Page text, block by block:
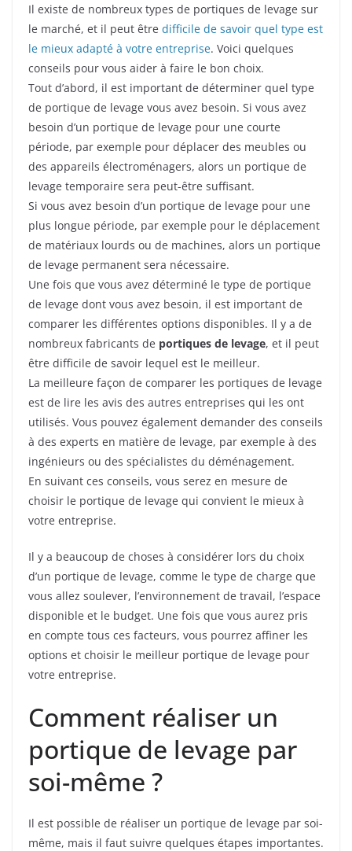
Il existe de nombreux types de portiques de levage sur
le marché, et il peut être difficile de savoir quel type est
le mieux adapté à votre entreprise. Voici quelques
conseils pour vous aider à faire le bon choix.
Tout d’abord, il est important de déterminer quel type
de portique de levage vous avez besoin. Si vous avez
besoin d’un portique de levage pour une courte
période, par exemple pour déplacer des meubles ou
des appareils électroménagers, alors un portique de
levage temporaire sera peut-être suffisant.
Si vous avez besoin d’un portique de levage pour une
plus longue période, par exemple pour le déplacement
de matériaux lourds ou de machines, alors un portique
de levage permanent sera nécessaire.
Une fois que vous avez déterminé le type de portique
de levage dont vous avez besoin, il est important de
comparer les différentes options disponibles. Il y a de
nombreux fabricants de portiques de levage, et il peut
être difficile de savoir lequel est le meilleur.
La meilleure façon de comparer les portiques de levage
est de lire les avis des autres entreprises qui les ont
utilisés. Vous pouvez également demander des conseils
à des experts en matière de levage, par exemple à des
ingénieurs ou des spécialistes du déménagement.
En suivant ces conseils, vous serez en mesure de
choisir le portique de levage qui convient le mieux à
votre entreprise.
Il y a beaucoup de choses à considérer lors du choix
d’un portique de levage, comme le type de charge que
vous allez soulever, l’environnement de travail, l’espace
disponible et le budget. Une fois que vous aurez pris
en compte tous ces facteurs, vous pourrez affiner les
options et choisir le meilleur portique de levage pour
votre entreprise.
Comment réaliser un
portique de levage par
soi-même ?
Il est possible de réaliser un portique de levage par soi-
même, mais il faut suivre quelques étapes importantes.